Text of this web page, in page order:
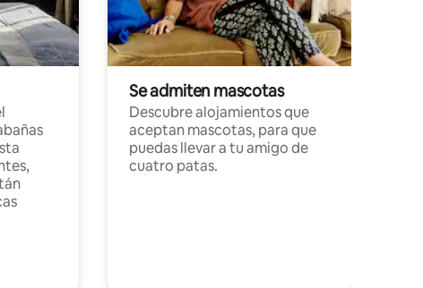
Se admiten mascotas
Descubre alojamientos que
aceptan mascotas, para que
puedas llevar a tu amigo de
cuatro patas.